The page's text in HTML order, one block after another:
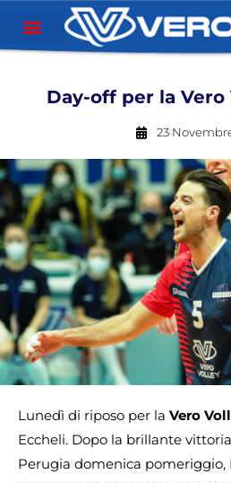
Day-off per la Vero
23
Lunedì di riposo per la Vero
Eccheli. Dopo la brillante
Perugia domenica